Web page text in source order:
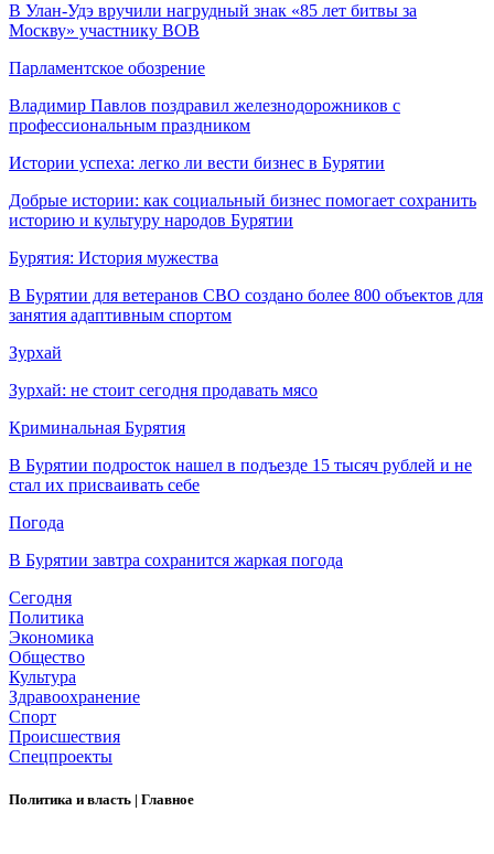
В Улан-Удэ вручили нагрудный знак «85 лет битвы за
Москву» участнику ВОВ
Парламентское обозрение
Владимир Павлов поздравил железнодорожников с
профессиональным праздником
Истории успеха: легко ли вести бизнес в Бурятии
Добрые истории: как социальный бизнес помогает сохранить
историю и культуру народов Бурятии
Бурятия: История мужества
В Бурятии для ветеранов СВО создано более 800 объектов для
занятия адаптивным спортом
Зурхай
Зурхай: не стоит сегодня продавать мясо
Криминальная Бурятия
В Бурятии подросток нашел в подъезде 15 тысяч рублей и не
стал их присваивать себе
Погода
В Бурятии завтра сохранится жаркая погода
Сегодня
Политика
Экономика
Общество
Культура
Здравоохранение
Спорт
Происшествия
Спецпроекты
Политика и власть | Главное